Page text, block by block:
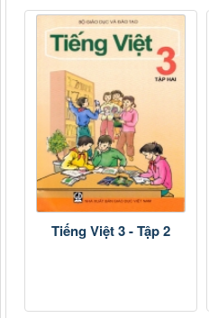
Tiếng Việt 3 - Tập 2